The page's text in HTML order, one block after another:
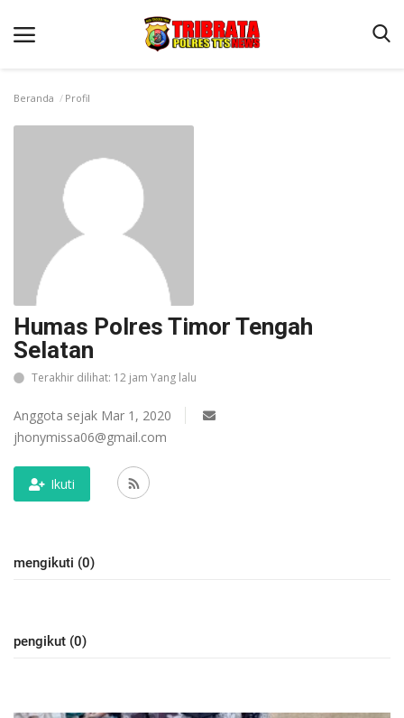
Terms & Conditions
Reskrim
Binkam
Lantas
Giat Ops
Polisi Kita
Jurnal Kamtibmas
Beranda Profil
Humas Polres Timor Tengah
Selatan
Terakhir dilihat: 12 jam Yang lalu
Anggota sejak Mar 1, 2020
jhonymissa06@gmail.com
Ikuti
mengikuti (0)
pengikut (0)